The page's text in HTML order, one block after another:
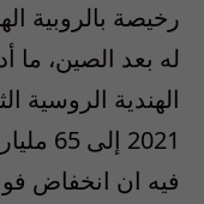
رخيصة بالروبية
له بعد الصين، ما
فيه ان انخفاض